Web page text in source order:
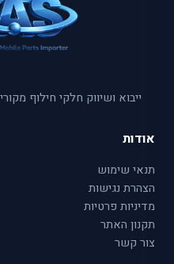
ייבוא ושיווק חלקי חילוף
אודות
תנאי שימוש
הצהרת נגישות
מדיניות פרטיות
תקנון האתר
צור קשר